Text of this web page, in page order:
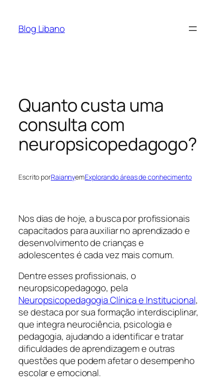
Blog Libano
Quanto custa uma
consulta com
neuropsicopedagogo?
Escrito porRaiannyemExplorando áreas de conhecimento
Nos dias de hoje, a busca por profissionais
capacitados para auxiliar no aprendizado e
desenvolvimento de crianças e
adolescentes é cada vez mais comum.
Dentre esses profissionais, o
neuropsicopedagogo, pela
Neuropsicopedagogia Clínica e Institucional,
se destaca por sua formação interdisciplinar,
que integra neurociência, psicologia e
pedagogia, ajudando a identificar e tratar
dificuldades de aprendizagem e outras
questões que podem afetar o desempenho
escolar e emocional.